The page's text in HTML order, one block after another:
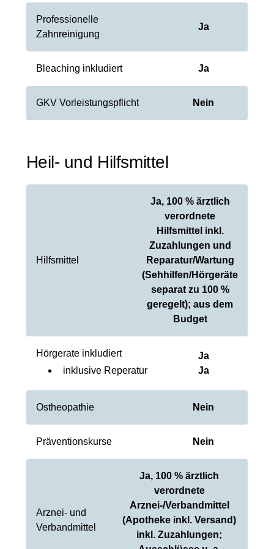
Professionelle
Zahnreinigung
Ja
Bleaching inkludiert Ja
GKV Vorleistungspflicht Nein
Heil- und Hilfsmittel
Hilfsmittel
Ja, 100 % ärztlich
verordnete
Hilfsmittel inkl.
Zuzahlungen und
Reparatur/Wartung
(Sehhilfen/Hörgeräte
separat zu 100 %
geregelt); aus dem
Budget
Hörgerate inkludiert
inklusive Reperatur
Ja
Ja
Ostheopathie Nein
Präventionskurse Nein
Arznei- und
Verbandmittel
Ja, 100 % ärztlich
verordnete
Arznei-/Verbandmittel
(Apotheke inkl. Versand)
inkl. Zuzahlungen;